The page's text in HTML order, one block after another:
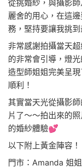
從挑婚紗，與攝影
麗舍的用心，在這
務，堅持要讓我挑
非常感謝拍攝當天
的非常會引導，燈
造型師姐姐完美呈
順利！
其實當天光從攝影
片了～～拍出來的
的婚紗體驗💕
以下附上黃金陣容！
門市：Amanda 姐姐